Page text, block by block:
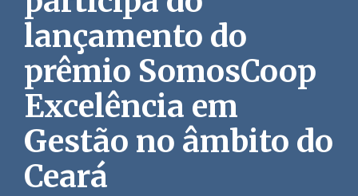
lançamento do
prêmio SomosCoop
Excelência em
Gestão no âmbito do
Ceará